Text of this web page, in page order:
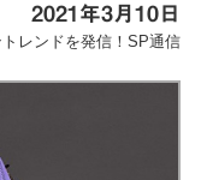
2021年3月10日
レンドを発信！SP通信